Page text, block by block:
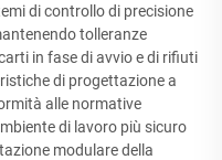
di controllo di precisione
tolleranze
in fase di avvio e di rifiuti
di progettazione a
alle normative
di lavoro più sicuro
modulare della